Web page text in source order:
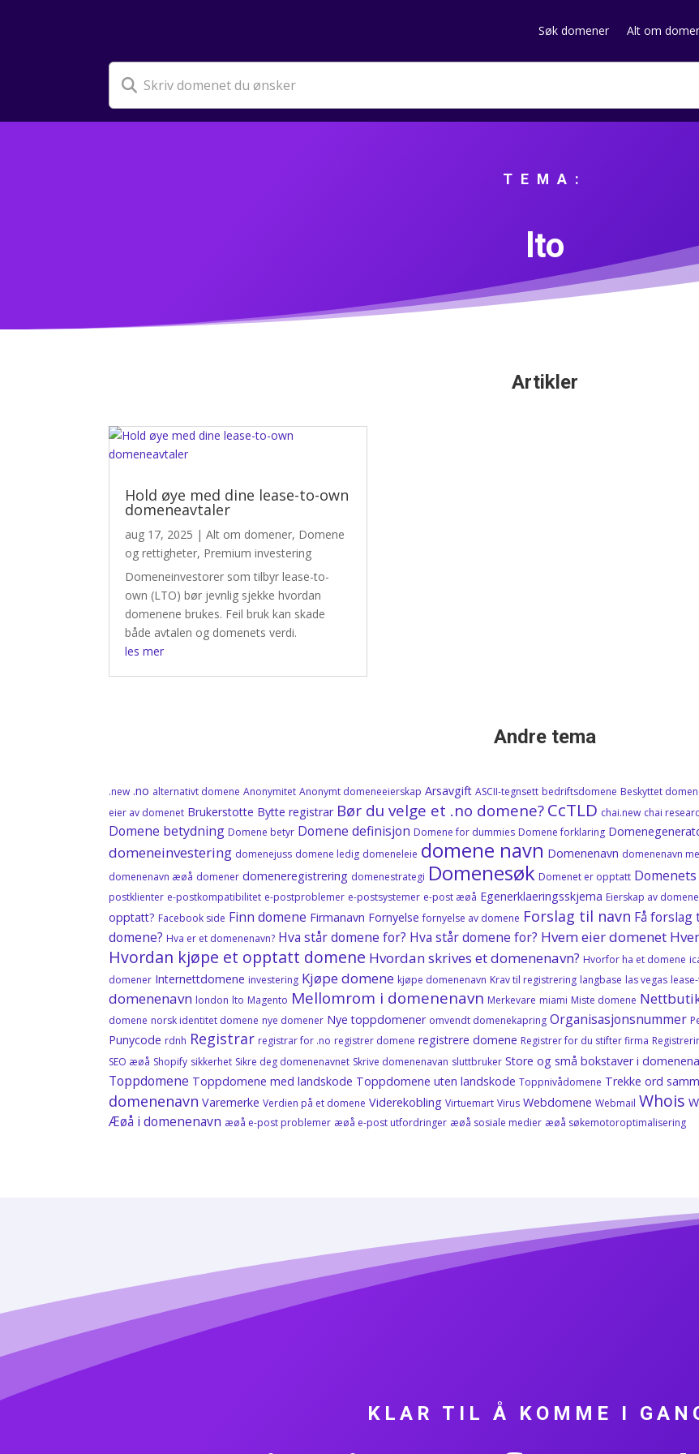
Søk domener Alt om
TEMA:
lto
Artikler
Hold øye med dine lease-to-own
domeneavtaler
aug 17, 2025 |Alt om domener, Domene
og rettigheter, Premium investering
Domeneinvestorer som tilbyr lease-to-
own (LTO) bør jevnlig sjekke hvordan
domenene brukes. Feil bruk kan skade
både avtalen og domenets verdi.
les mer
Andre tema
.new .no alternativt domene Anonymitet Anonymt domeneeierskap Arsavgift ASCII-tegnsett bedriftsdomene Beskyttet
eier av domenet Brukerstotte Bytte registrar Bør du velge et .no domene?CcTLD chai.new chai
Domene betydning Domene betyr Domene definisjon Domene for dummies Domene forklaring
domeneinvestering domenejuss domene ledig domeneleie domene navn Domenenavn domenenavn
domenenavn æøå domener domeneregistrering domenestrategi Domenesøk Domenet er opptatt
postklienter e-postkompatibilitet e-postproblemer e-postsystemer e-post æøå Egenerklaeringsskjema Eierskap av domene
opptatt? Facebook side Finn domene Firmanavn Fornyelse fornyelse av domene Forslag til navn Få forslag
domene? Hva er et domenenavn? Hva står domene for? Hva står domene for? Hvem eier domenet
Hvordan kjøpe et opptatt domene Hvordan skrives et domenenavn? Hvorfor ha et domene
domener Internettdomene investering Kjøpe domene kjøpe domenenavn Krav til registrering langbase las vegas
domenenavn london lto Magento Mellomrom i domenenavn Merkevare miami Miste domene
domene norsk identitet domene nye domener Nye toppdomener omvendt domenekapring Organisasjonsnummer
Punycode rdnh Registrar registrar for .no registrer domene registrere domene Registrer for du stifter firma
SEO æøå Shopify sikkerhet Sikre deg domenenavnet Skrive domenenavan sluttbruker Store og små bokstaver i
Toppdomene Toppdomene med landskode Toppdomene uten landskode Toppnivådomene Trekke ord
domenenavn Varemerke Verdien på et domene Viderekobling Virtuemart Virus Webdomene Webmail Whois
Æøå i domenenavn æøå e-post problemer æøå e-post utfordringer æøå sosiale medier æøå søkemotoroptimalisering
KLAR TIL Å KOMME I